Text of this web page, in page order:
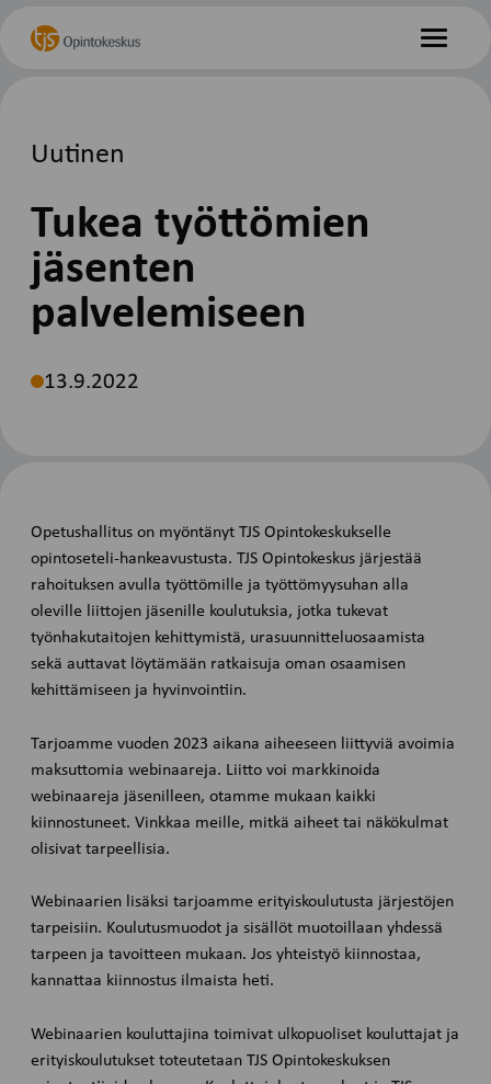
sisältöönEtusivu Valikko
Uutinen
Tukea työttömien
jäsenten
palvelemiseen
13.9.2022
Opetushallitus on myöntänyt TJS Opintokeskukselle
opintoseteli-hankeavustusta. TJS Opintokeskus järjestää
rahoituksen avulla työttömille ja työttömyysuhan alla
oleville liittojen jäsenille koulutuksia, jotka tukevat
työnhakutaitojen kehittymistä, urasuunnitteluosaamista
sekä auttavat löytämään ratkaisuja oman osaamisen
kehittämiseen ja hyvinvointiin.
Tarjoamme vuoden 2023 aikana aiheeseen liittyviä avoimia
maksuttomia webinaareja. Liitto voi markkinoida
webinaareja jäsenilleen, otamme mukaan kaikki
kiinnostuneet. Vinkkaa meille, mitkä aiheet tai näkökulmat
olisivat tarpeellisia.
Webinaarien lisäksi tarjoamme erityiskoulutusta järjestöjen
tarpeisiin. Koulutusmuodot ja sisällöt muotoillaan yhdessä
tarpeen ja tavoitteen mukaan. Jos yhteistyö kiinnostaa,
kannattaa kiinnostus ilmaista heti.
Webinaarien kouluttajina toimivat ulkopuoliset kouluttajat ja
erityiskoulutukset toteutetaan TJS Opintokeskuksen